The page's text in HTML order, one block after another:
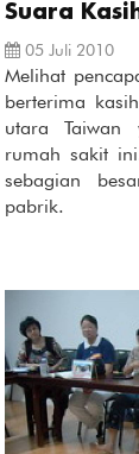
Suara
05 Juli 2010
Melihat
berterima
utara Taiwan
rumah sakit
sebagian
pabrik.